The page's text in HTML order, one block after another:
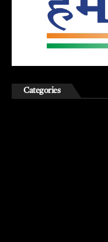
Categories